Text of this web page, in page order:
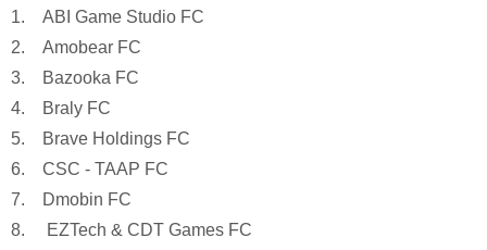
1. ABI Game Studio FC
2. Amobear FC
3. Bazooka FC
4. Braly FC
5. Brave Holdings FC
6. CSC - TAAP FC
7. Dmobin FC
8. EZTech & CDT Games FC